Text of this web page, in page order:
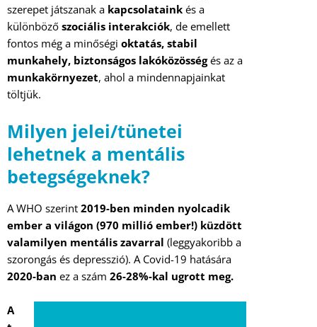
szerepet játszanak a kapcsolataink és a
különböző szociális interakciók, de emellett
fontos még a minőségi oktatás, stabil
munkahely, biztonságos lakóközösségés az a
munkakörnyezet, ahol a mindennapjainkat
töltjük.
Milyen jelei/tünetei
lehetnek a mentális
betegségeknek?
A WHO szerint 2019-ben minden nyolcadik
ember a világon (970 millió ember!) küzdött
valamilyen mentális zavarral (leggyakoribb a
szorongás és depresszió). A Covid-19 hatására
2020-ban ez a szám 26-28%-kal ugrott meg.
A